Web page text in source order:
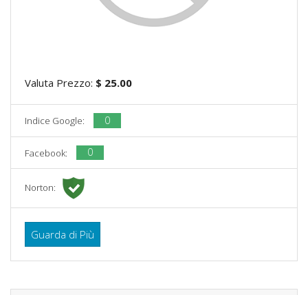
Valuta Prezzo: $ 25.00
Indice Google: 0
Facebook: 0
Norton:
Guarda di Più